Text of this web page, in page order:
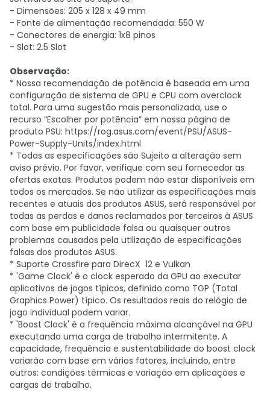
- Dimensões: 205 x 128 x 49 mm
- Fonte de alimentação recomendada: 550 W
- Conectores de energia: 1x8 pinos
- Slot: 2.5 Slot
Observação:
* Nossa recomendação de potência é baseada em uma
configuração de sistema de GPU e CPU com overclock
total. Para uma sugestão mais personalizada, use o
recurso “Escolher por potência” em nossa página de
produto PSU: https://rog.asus.com/event/PSU/ASUS-
Power-Supply-Units/index.html
* Todas as especificações são Sujeito a alteração sem
aviso prévio. Por favor, verifique com seu fornecedor as
ofertas exatas. Produtos podem não estar disponíveis em
todos os mercados. Se não utilizar as especificações mais
recentes e atuais dos produtos ASUS, será responsável por
todas as perdas e danos reclamados por terceiros à ASUS
com base em publicidade falsa ou quaisquer outros
problemas causados pela utilização de especificações
falsas dos produtos ASUS.
* Suporte Crossfire para DirecX 12 e Vulkan
* 'Game Clock' é o clock esperado da GPU ao executar
aplicativos de jogos típicos, definido como TGP (Total
Graphics Power) típico. Os resultados reais do relógio de
jogo individual podem variar.
* 'Boost Clock' é a frequência máxima alcançável na GPU
executando uma carga de trabalho intermitente. A
capacidade, frequência e sustentabilidade do boost clock
variarão com base em vários fatores, incluindo, entre
outros: condições térmicas e variação em aplicações e
cargas de trabalho.